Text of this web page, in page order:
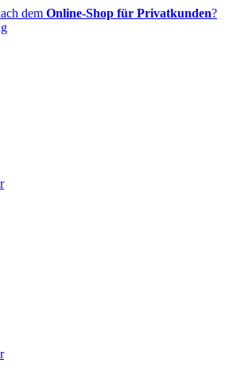
dem Online-Shop für Privatkunden?